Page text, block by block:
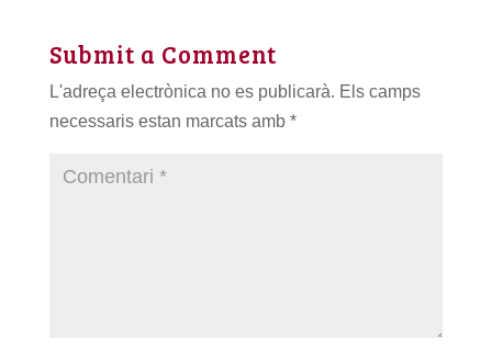
Submit a Comment
L'adreça electrònica no es publicarà. Els camps
necessaris estan marcats amb *